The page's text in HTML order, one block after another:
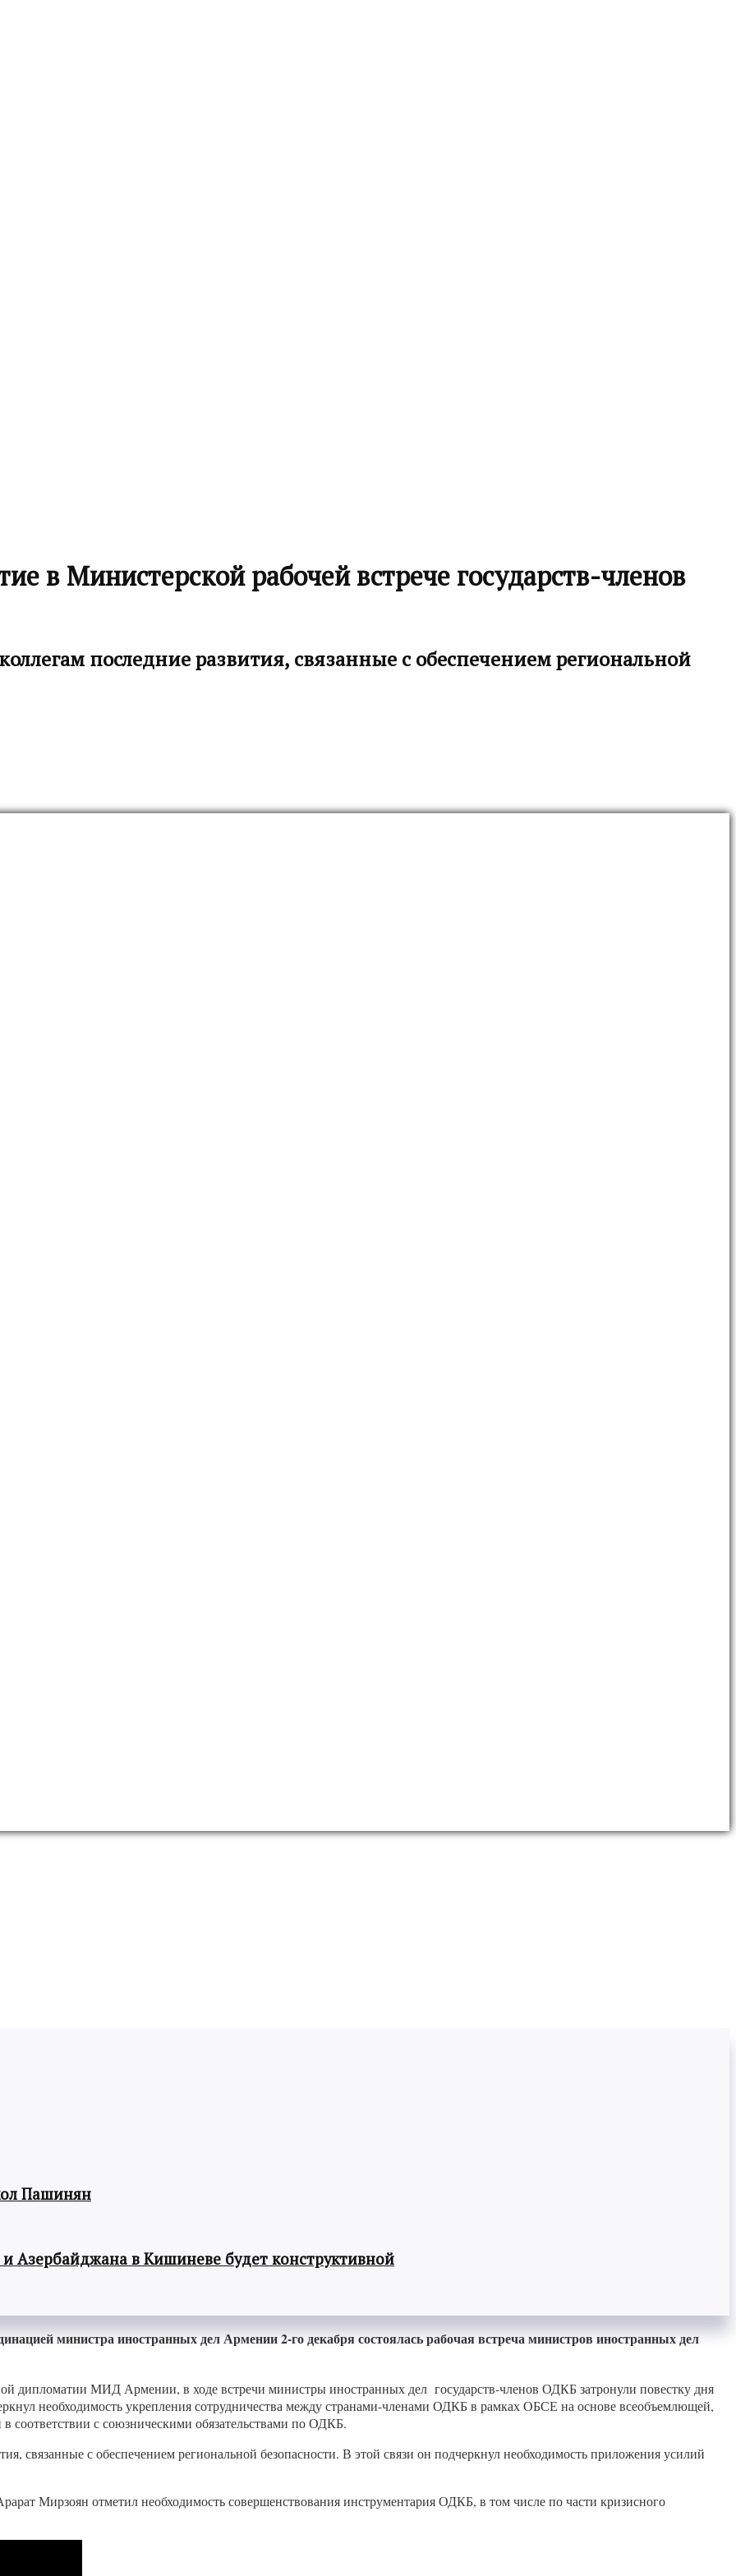
в Министерской рабочей встрече государств-членов
последние развития, связанные с обеспечением региональной
Пашинян
в Кишиневе будет конструктивной
министра иностранных дел Армении 2-го декабря состоялась рабочая встреча министров иностранных дел
дипломатии МИД Армении, в ходе встречи министры иностранных дел государств-членов ОДКБ затронули повестку дня
необходимость укрепления сотрудничества между странами-членами ОДКБ в рамках ОБСЕ на основе всеобъемлющей,
с союзническими обязательствами по ОДКБ.
связанные с обеспечением региональной безопасности. В этой связи он подчеркнул необходимость приложения усилий
Мирзоян отметил необходимость совершенствования инструментария ОДКБ, в том числе по части кризисного